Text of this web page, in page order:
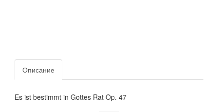
Описание
Es ist bestimmt in Gottes Rat Op. 47